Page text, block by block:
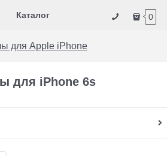
Каталог 0
для Apple iPhone
для iPhone 6s